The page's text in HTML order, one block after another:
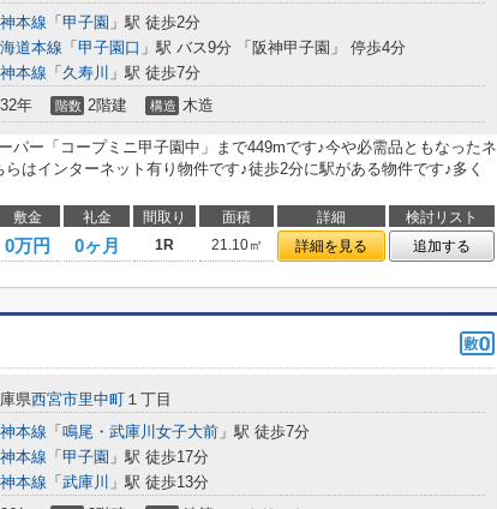
本線 「 甲子園 」駅 徒歩2分
道本線 「 甲子園口 」駅 バス9分 「阪神甲子園」 停歩4分
本線 「 久寿川 」駅 徒歩7分
年 階数 2階建 構造 木造
パー「コープミニ甲子園中」まで449mです♪今や必需品ともなったネ
らはインターネット有り物件です♪徒歩2分に駅がある物件です♪多く
敷金 礼金 間取り 面積 詳細
検討リスト
0万円 0ヶ月 1R 21.10㎡ 詳細を見る 追加する
県西宮市里中町 １丁目
本線 「 鳴尾・武庫川女子大前 」駅 徒歩7分
本線 「 甲子園 」駅 徒歩17分
本線 「 武庫川 」駅 徒歩13分